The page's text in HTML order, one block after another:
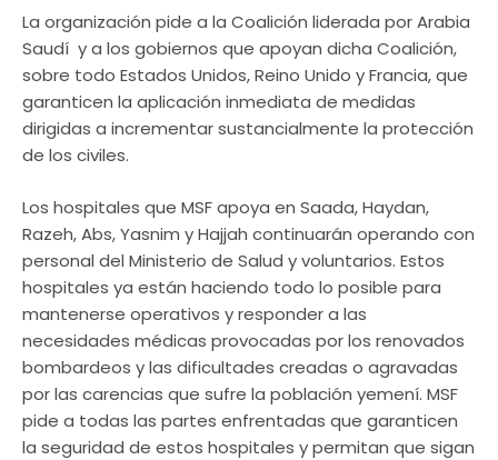
La organización pide a la Coalición liderada por Arabia
Saudí y a los gobiernos que apoyan dicha Coalición,
sobre todo Estados Unidos, Reino Unido y Francia, que
garanticen la aplicación inmediata de medidas
dirigidas a incrementar sustancialmente la protección
de los civiles.
Los hospitales que MSF apoya en Saada, Haydan,
Razeh, Abs, Yasnim y Hajjah continuarán operando con
personal del Ministerio de Salud y voluntarios. Estos
hospitales ya están haciendo todo lo posible para
mantenerse operativos y responder a las
necesidades médicas provocadas por los renovados
bombardeos y las dificultades creadas o agravadas
por las carencias que sufre la población yemení. MSF
pide a todas las partes enfrentadas que garanticen
la seguridad de estos hospitales y permitan que sigan